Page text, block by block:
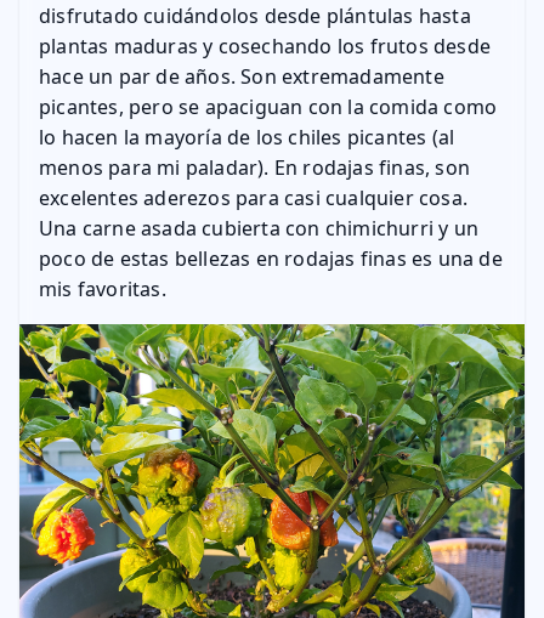
disfrutado cuidándolos desde plántulas hasta
plantas maduras y cosechando los frutos desde
hace un par de años. Son extremadamente
picantes, pero se apaciguan con la comida como
lo hacen la mayoría de los chiles picantes (al
menos para mi paladar). En rodajas finas, son
excelentes aderezos para casi cualquier cosa.
Una carne asada cubierta con chimichurri y un
poco de estas bellezas en rodajas finas es una de
mis favoritas.